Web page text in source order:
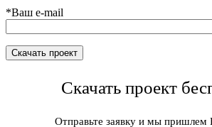
*Ваш e-mail
Скачать проект
Отправьте заявку и мы пришлем